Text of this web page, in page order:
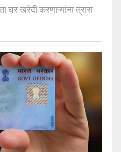
खरेदी करणाऱ्यांना त्रास